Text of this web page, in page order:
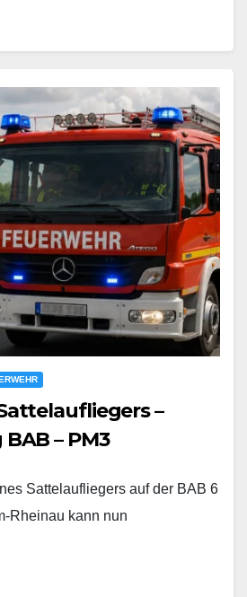
–
– PM3
Sattelaufliegers auf der BAB 6
Rheinau kann nun